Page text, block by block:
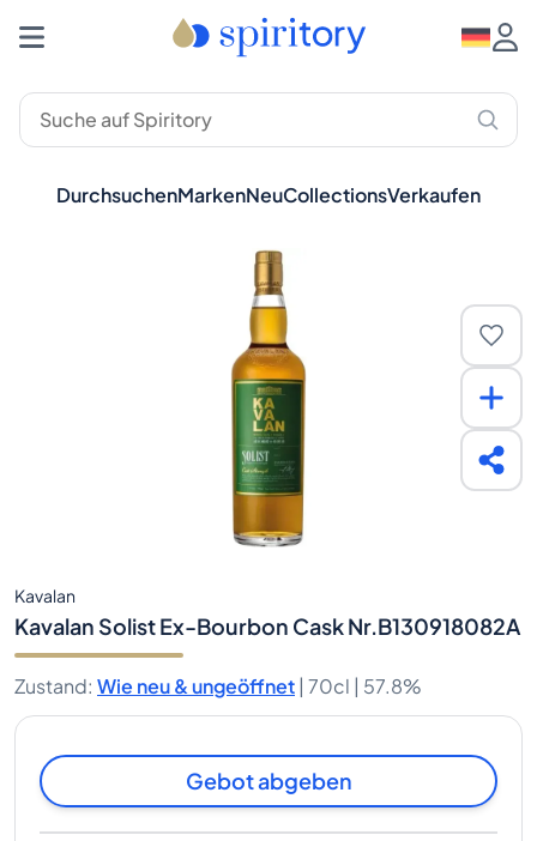
DurchsuchenMarkenNeuCollectionsVerkaufen
Kavalan
Kavalan Solist Ex-Bourbon Cask Nr.B130918082A
Zustand: Wie neu & ungeöffnet | 70cl | 57.8%
Gebot abgeben